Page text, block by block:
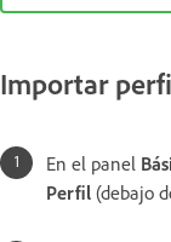
Importar
En el panel
Perfil (debajo